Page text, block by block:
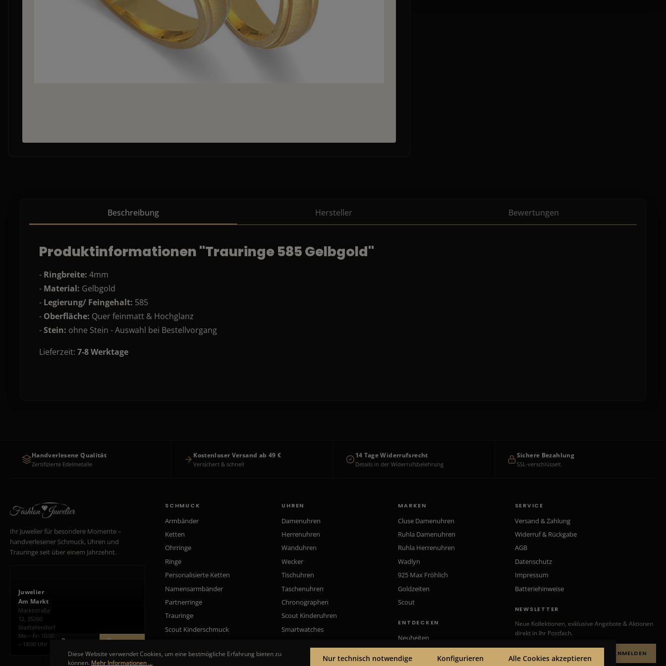
Beschreibung Hersteller Bewertungen
Produktinformationen "Trauringe 585 Gelbgold"
- Ringbreite: 4mm
- Material: Gelbgold
- Legierung/ Feingehalt: 585
- Oberfläche: Quer feinmatt & Hochglanz
-Stein: ohne Stein - Auswahl bei Bestellvorgang
Lieferzeit: 7-8 Werktage
Handverlesene Qualität
Zertifizierte Edelmetalle
Kostenloser Versand ab 49 €
Versichert & schnell
14 Tage Widerrufsrecht
Details in der Widerrufsbelehrung
Sichere Bezahlung
SSL-verschlüsselt
Ihr Juwelier für besondere Momente –
handverlesener Schmuck, Uhren und
Trauringe seit über einem Jahrzehnt.
Juwelier
Am Markt
Marktstraße
12, 35260
Stadtallendorf
Mo – Fr: 10:00
– 18:00 Uhr
ROUTE PLANEN
SCHMUCK
Armbänder
Ketten
Ohrringe
Ringe
Personalisierte Ketten
Namensarmbänder
Partnerringe
Trauringe
Scout Kinderschmuck
UHREN
Damenuhren
Herrenuhren
Wanduhren
Wecker
Tischuhren
Taschenuhren
Chronographen
Scout Kinderuhren
Smartwatches
MARKEN
Cluse Damenuhren
Ruhla Damenuhren
Ruhla Herrenuhren
Wadlyn
925 Max Fröhlich
Goldzeiten
Scout
ENTDECKEN
Neuheiten
SERVICE
Versand & Zahlung
Widerruf & Rückgabe
AGB
Datenschutz
Impressum
Batteriehinweise
NEWSLETTER
Neue Kollektionen, exklusive Angebote & Aktionen
direkt in Ihr Postfach.
ANMELDEN
Diese Website verwendet Cookies, um eine bestmögliche Erfahrung bieten zu
können. Mehr Informationen ... Nur technisch notwendige Konfigurieren Alle Cookies akzeptieren